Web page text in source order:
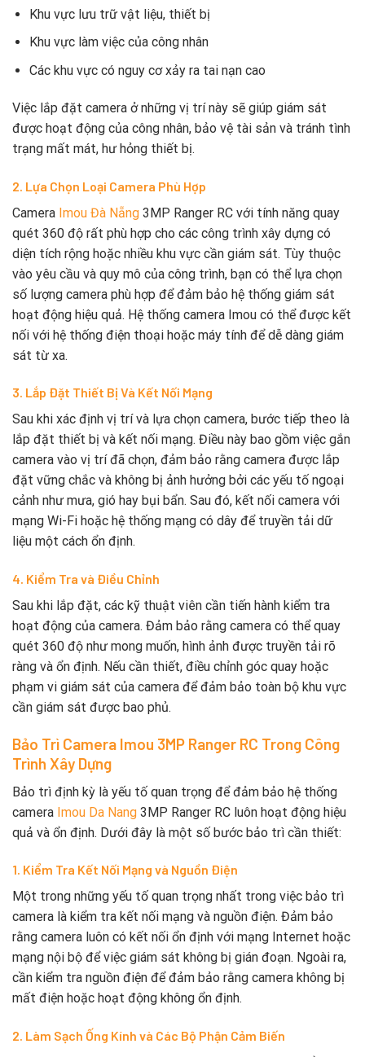
Khu vực lưu trữ vật liệu, thiết bị
Khu vực làm việc của công nhân
Các khu vực có nguy cơ xảy ra tai nạn cao
Việc lắp đặt camera ở những vị trí này sẽ giúp giám sát
được hoạt động của công nhân, bảo vệ tài sản và tránh tình
trạng mất mát, hư hỏng thiết bị.
2. Lựa Chọn Loại Camera Phù Hợp
Camera Imou Đà Nẵng 3MP Ranger RC với tính năng quay
quét 360 độ rất phù hợp cho các công trình xây dựng có
diện tích rộng hoặc nhiều khu vực cần giám sát. Tùy thuộc
vào yêu cầu và quy mô của công trình, bạn có thể lựa chọn
số lượng camera phù hợp để đảm bảo hệ thống giám sát
hoạt động hiệu quả. Hệ thống camera Imou có thể được kết
nối với hệ thống điện thoại hoặc máy tính để dễ dàng giám
sát từ xa.
3. Lắp Đặt Thiết Bị Và Kết Nối Mạng
Sau khi xác định vị trí và lựa chọn camera, bước tiếp theo là
lắp đặt thiết bị và kết nối mạng. Điều này bao gồm việc gắn
camera vào vị trí đã chọn, đảm bảo rằng camera được lắp
đặt vững chắc và không bị ảnh hưởng bởi các yếu tố ngoại
cảnh như mưa, gió hay bụi bẩn. Sau đó, kết nối camera với
mạng Wi-Fi hoặc hệ thống mạng có dây để truyền tải dữ
liệu một cách ổn định.
4. Kiểm Tra và Điều Chỉnh
Sau khi lắp đặt, các kỹ thuật viên cần tiến hành kiểm tra
hoạt động của camera. Đảm bảo rằng camera có thể quay
quét 360 độ như mong muốn, hình ảnh được truyền tải rõ
ràng và ổn định. Nếu cần thiết, điều chỉnh góc quay hoặc
phạm vi giám sát của camera để đảm bảo toàn bộ khu vực
cần giám sát được bao phủ.
Bảo Trì Camera Imou 3MP Ranger RC Trong Công
Trình Xây Dựng
Bảo trì định kỳ là yếu tố quan trọng để đảm bảo hệ thống
camera Imou Da Nang 3MP Ranger RC luôn hoạt động hiệu
quả và ổn định. Dưới đây là một số bước bảo trì cần thiết:
1. Kiểm Tra Kết Nối Mạng và Nguồn Điện
Một trong những yếu tố quan trọng nhất trong việc bảo trì
camera là kiểm tra kết nối mạng và nguồn điện. Đảm bảo
rằng camera luôn có kết nối ổn định với mạng Internet hoặc
mạng nội bộ để việc giám sát không bị gián đoạn. Ngoài ra,
cần kiểm tra nguồn điện để đảm bảo rằng camera không bị
mất điện hoặc hoạt động không ổn định.
2. Làm Sạch Ống Kính và Các Bộ Phận Cảm Biến